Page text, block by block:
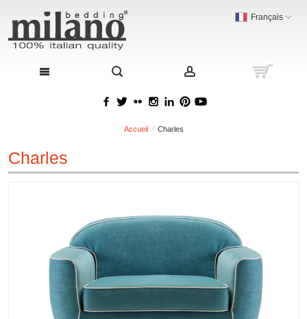
Français
Accueil Charles
Charles